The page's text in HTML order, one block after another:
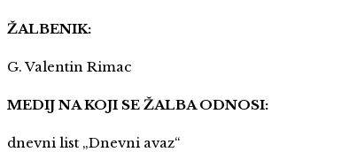
ŽALBENIK:
G. Valentin Rimac
MEDIJ NA KOJI SE ŽALBA ODNOSI:
dnevni list „Dnevni avaz“